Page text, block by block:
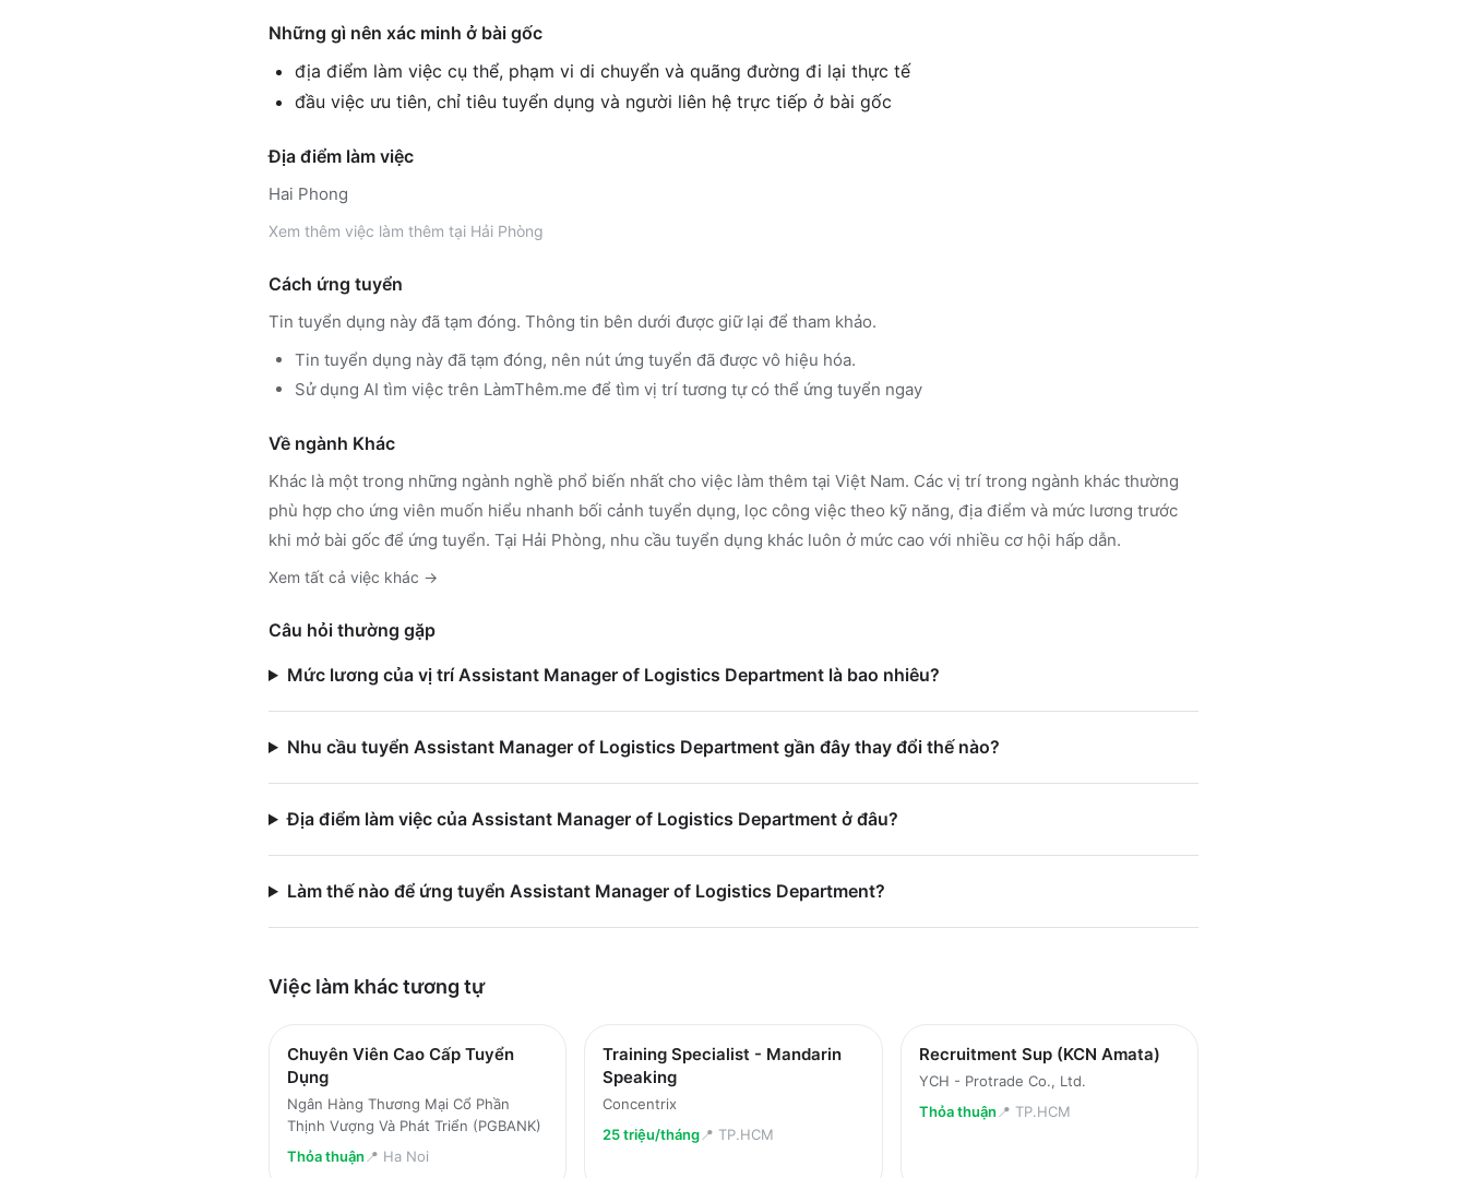
Những gì nên xác minh ở bài gốc
địa điểm làm việc cụ thể, phạm vi di chuyển và quãng đường đi lại thực tế
đầu việc ưu tiên, chỉ tiêu tuyển dụng và người liên hệ trực tiếp ở bài gốc
Địa điểm làm việc
Hai Phong
Xem thêm việc làm thêm tại Hải Phòng
Cách ứng tuyển
Tin tuyển dụng này đã tạm đóng. Thông tin bên dưới được giữ lại để tham khảo.
Tin tuyển dụng này đã tạm đóng, nên nút ứng tuyển đã được vô hiệu hóa.
Sử dụng AI tìm việc trên LàmThêm.me để tìm vị trí tương tự có thể ứng tuyển ngay
Về ngành Khác
Khác là một trong những ngành nghề phổ biến nhất cho việc làm thêm tại Việt Nam. Các vị trí trong ngành khác thường
phù hợp cho ứng viên muốn hiểu nhanh bối cảnh tuyển dụng, lọc công việc theo kỹ năng, địa điểm và mức lương trước
khi mở bài gốc để ứng tuyển. Tại Hải Phòng, nhu cầu tuyển dụng khác luôn ở mức cao với nhiều cơ hội hấp dẫn.
Xem tất cả việc khác →
Câu hỏi thường gặp
Mức lương của vị trí Assistant Manager of Logistics Department là bao nhiêu?
Nhu cầu tuyển Assistant Manager of Logistics Department gần đây thay đổi thế nào?
Địa điểm làm việc của Assistant Manager of Logistics Department ở đâu?
Làm thế nào để ứng tuyển Assistant Manager of Logistics Department?
Việc làm kháctương tự
Chuyên Viên Cao Cấp Tuyển
Dụng
Ngân Hàng Thương Mại Cổ Phần
Thịnh Vượng Và Phát Triển (PGBANK)
Thỏa thuận 📍 Ha Noi
Training Specialist - Mandarin
Speaking
Concentrix
25 triệu/tháng📍 TP.HCM
Recruitment Sup (KCN Amata)
YCH - Protrade Co., Ltd.
Thỏa thuận 📍 TP.HCM